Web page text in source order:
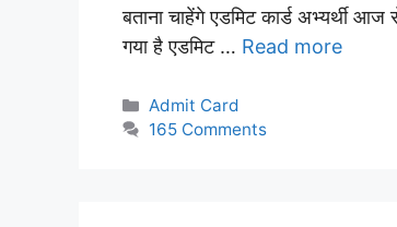
बताना चाहेंगे एडमिट कार्ड अभ्यर्थी
गया है एडमिट … Read more
Categories
Admit Card
165 Comments